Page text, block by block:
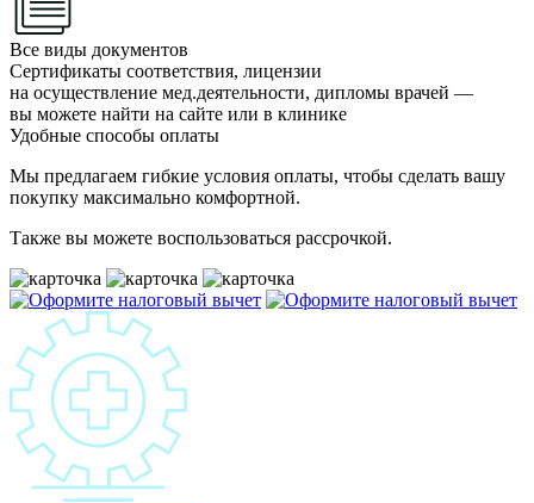
Все виды документов
Сертификаты соответствия, лицензии
на осуществление мед.деятельности, дипломы врачей —
вы можете найти на сайте или в клинике
Удобные способы оплаты
Мы предлагаем гибкие условия оплаты, чтобы сделать вашу
покупку максимально комфортной.
Также вы можете воспользоваться рассрочкой.